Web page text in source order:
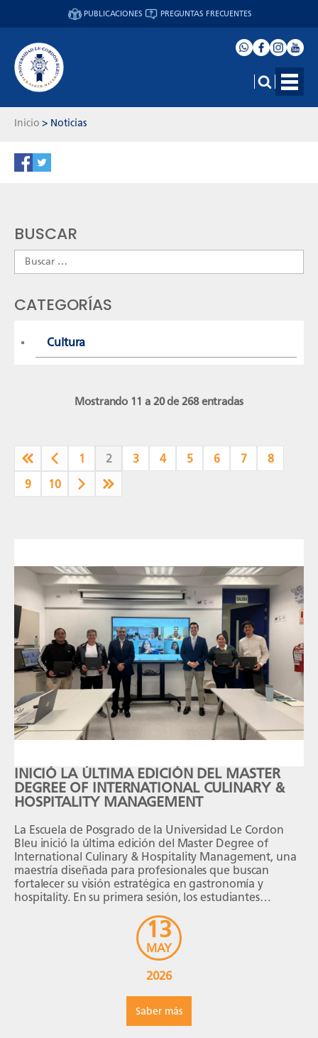
PUBLICACIONES PREGUNTAS FRECUENTES
Inicio > Noticias
Mostrando 11 a 20 de 268 entradas
1 2 3 4 5 6 7
8
9
10
13
MAY
2026
Saber más
INICIÓ LA ÚLTIMA EDICIÓN DEL MASTER
DEGREE OF INTERNATIONAL CULINARY &
HOSPITALITY MANAGEMENT
La Escuela de Posgrado de la Universidad Le Cordon
Bleu inició la última edición del Master Degree of
International Culinary & Hospitality Management, una
maestría diseñada para profesionales que buscan
fortalecer su visión estratégica en gastronomía y
hospitality. En su primera sesión, los estudiantes
que integra participación presencial […]
BUSCAR
Buscar:
CATEGORÍAS
Cultura